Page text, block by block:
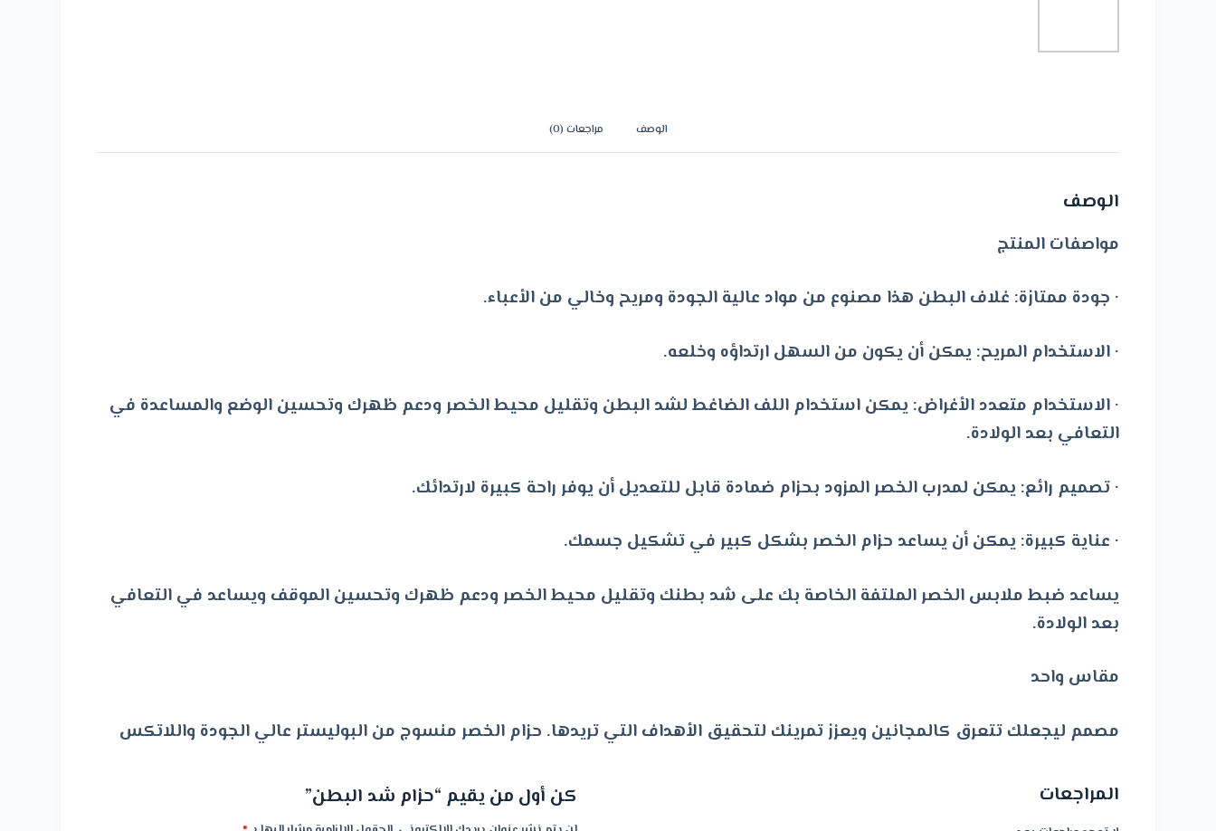
الوصف مراجعات (0)
الوصف
مواصفات المنتج
· جودة ممتازة: غلاف البطن هذا مصنوع من مواد عالية الجودة ومريح وخالي من الأعباء.
· الاستخدام المريح: يمكن أن يكون من السهل ارتداؤه وخلعه.
· الاستخدام متعدد الأغراض: يمكن استخدام اللف الضاغط لشد البطن وتقليل محيط الخصر ودعم ظهرك وتحسين الوضع والمساعدة في
التعافي بعد الولادة.
· تصميم رائع: يمكن لمدرب الخصر المزود بحزام ضمادة قابل للتعديل أن يوفر راحة كبيرة لارتدائك.
· عناية كبيرة: يمكن أن يساعد حزام الخصر بشكل كبير في تشكيل جسمك.
يساعد ضبط ملابس الخصر الملتفة الخاصة بك على شد بطنك وتقليل محيط الخصر ودعم ظهرك وتحسين الموقف ويساعد في التعافي
بعد الولادة.
مقاس واحد
مصمم ليجعلك تتعرق كالمجانين ويعزز تمرينك لتحقيق الأهداف التي تريدها. حزام الخصر منسوج من البوليستر عالي الجودة واللاتكس
المراجعات كن أول من يقيم “حزام شد البطن”